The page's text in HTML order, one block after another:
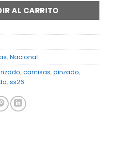
AL CARRITO
, Nacional
, camisas, pinzado,
, ss26